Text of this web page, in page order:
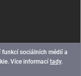
sociálních médií a
Více informacítady.
vyhrazena.